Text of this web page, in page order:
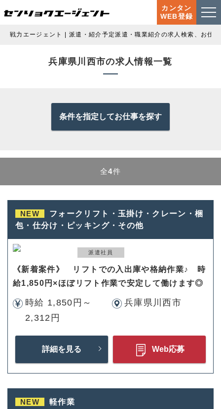
カンタン
WEB登録
戦力エージェント | 派遣・紹介予定派遣・職業紹介の求人検索、お仕
兵庫県川西市の求人情報一覧
条件を指定してお仕事を探す
全4件
NEW
フォークリフト・玉掛け・クレーン・梱
包・仕分け・ピッキング・その他
派遣社員
《新着案件》 リフトでの入出庫や格納作業♪ 時
給1,850円×ほぼリフト作業で安定して働けます◎
時給 1,850円～
2,312円
兵庫県川西市
詳細を見る Web応募
NEW 軽作業